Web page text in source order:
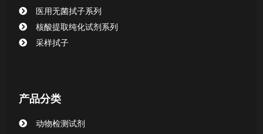
动物检测试剂
医用无菌拭子系列
核酸提取纯化试剂系列
采样拭子
产品分类
动物检测试剂